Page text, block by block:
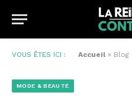
VOUS ÊTES ICI : Accueil » Blog
MODE & BEAUTÉ